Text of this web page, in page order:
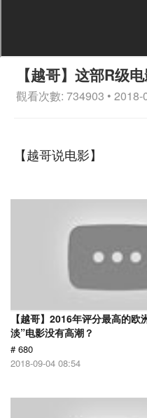
【越哥】这部R级
觀看次數: 734903 • 2018-
【越哥说电影】
【越哥】2016年评分最高的欧
淡”电影没有高潮？
# 680
2018-09-04 08:54